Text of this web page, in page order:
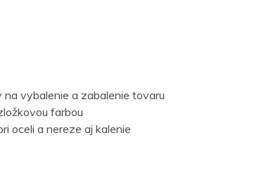
na vybalenie a zabalenie tovaru
farbou
oceli a nereze aj kalenie